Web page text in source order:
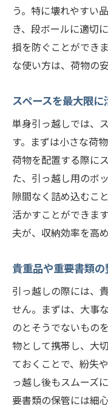
う。特に壊れやすい
き、段ボールに適切
損を防ぐことができ
な使い方は、荷物の
スペースを最大限
単身引っ越しでは、
す。まずは小さな荷
荷物を配置する際に
た、引っ越し用のボ
隙間なく詰め込むこ
活かすことができま
夫が、収納効率を高
貴重品や重要書類
引っ越しの際には、
せん。まずは、大事
のとそうでないもの
物として携帯し、大
ておくことで、紛失
っ越し後もスムーズ
要書類の保管には細